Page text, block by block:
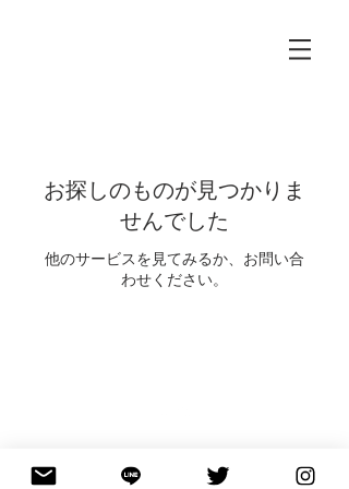
お探しのものが見つかりま
せんでした
他のサービスを見てみるか、お問い合
わせください。
トップに戻る